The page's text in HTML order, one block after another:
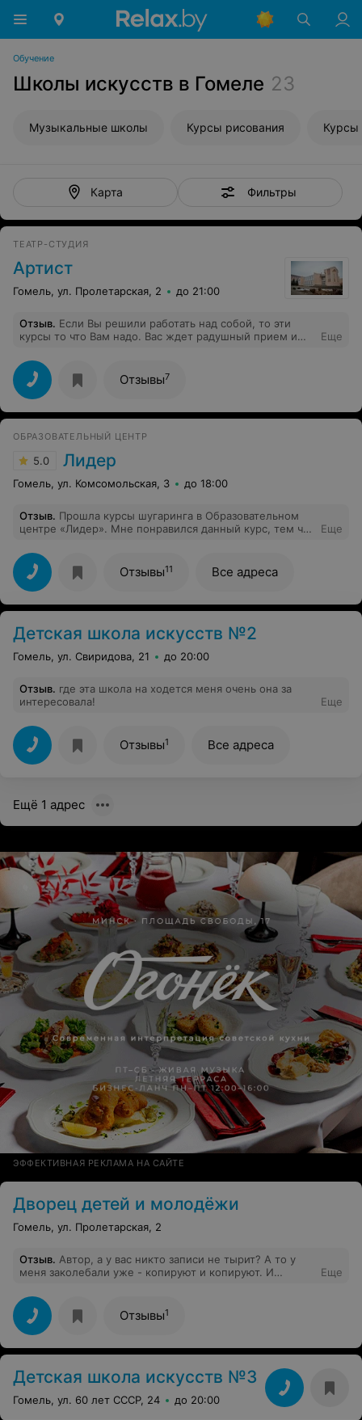
Обучение
Школы искусств в Гомеле 23
Музыкальные школы Курсы рисования Курсы
Карта Фильтры
ТЕАТР-СТУДИЯ
Артист
Гомель, ул. Пролетарская, 2 до 21:00
Отзыв. Если Вы решили работать над собой, то эти
курсы то что Вам надо. Вас ждет радушный прием и
раскрыть ваш еще спящий талант. Здесь можно найти
много нового и интересного.
Еще
Отзывы7
ОБРАЗОВАТЕЛЬНЫЙ ЦЕНТР
5.0 Лидер
Гомель, ул. Комсомольская, 3 до 18:00
Отзыв. Прошла курсы шугаринга в Образовательном
центре «Лидер». Мне понравился данный курс, тем что
на которых было достаточно изложено нужной
информации со всеми подробностями. Преподаватель
делилась всеми своими знаниями и «маленькими»
секретами. Хороший центр, отличные преподаватели –
всем рекомендую!
Еще
Отзывы11 Все адреса
Детская школа искусств №2
Гомель, ул. Свиридова, 21 до 20:00
Отзыв. где эта школа на ходется меня очень она за
интересовала!
Еще
Отзывы1 Все адреса
Ещё 1 адрес
ЭФФЕКТИВНАЯ РЕКЛАМА НА САЙТЕ
Дворец детей и молодёжи
Гомель, ул. Пролетарская, 2
Отзыв. Автор, а у вас никто записи не тырит? А то у
меня заколебали уже - копируют и копируют. И
поставить.
Еще
Отзывы1
Детская школа искусств №3
Гомель, ул. 60 лет СССР, 24 до 20:00